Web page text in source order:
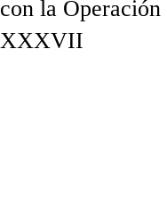
con la Operación
XXXVII